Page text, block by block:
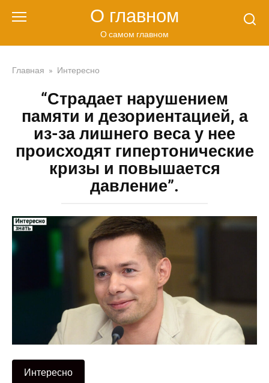
О главном
О самом главном
Главная » Интересно
“Страдает нарушением
памяти и дезориентацией, а
из-за лишнего веса у нее
происходят гипертонические
кризы и повышается
давление”.
Интересно